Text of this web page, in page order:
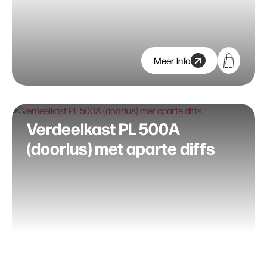
Meer Info
Verdeelkast PL 500A
(doorlus) met aparte diffs